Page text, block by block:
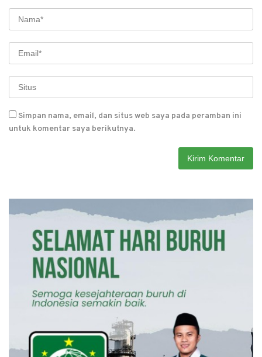
Simpan nama, email, dan situs web saya pada peramban ini
untuk komentar saya berikutnya.